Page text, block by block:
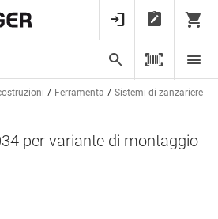
Ferramenta Sistemi di zanzariere e
per variante di montaggio